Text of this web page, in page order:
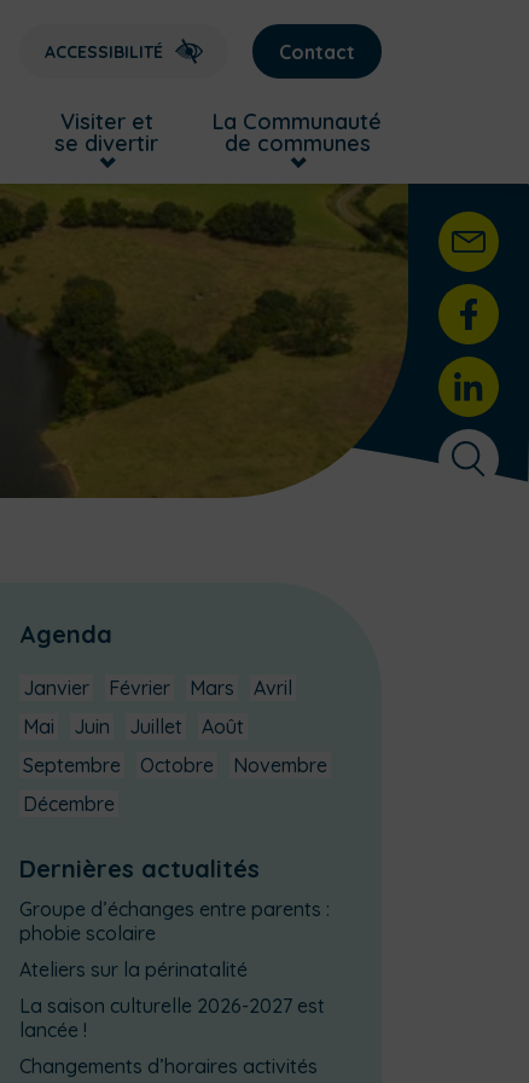
ACCESSIBILITÉ Contact
Visiter et
se divertir
La Communauté
de communes
Agenda
Janvier Février Mars
Avril
Mai
Juin Juillet
Août
Septembre
Octobre
Novembre
Décembre
Dernières actualités
Groupe d’échanges entre parents :
phobie scolaire
Ateliers sur la périnatalité
La saison culturelle 2026-2027 est
lancée !
Changements d’horaires activités